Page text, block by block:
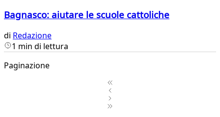
Bagnasco: aiutare le scuole cattoliche
di Redazione
1 min di lettura
Paginazione